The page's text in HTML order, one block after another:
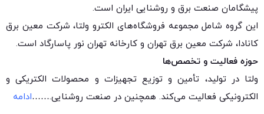
پیشگامان صنعت برق و روشنایی ایران است.
این گروه شامل مجموعه فروشگاه‌های الکترو ولتا، شرکت معین برق
کانادا، شرکت معین برق تهران و کارخانه تهران نور پاسارگاد است.
حوزه فعالیت و تخصص‌ها
ولتا در تولید، تأمین و توزیع تجهیزات و محصولات الکتریکی و
الکترونیکی فعالیت می‌کند. همچنین در صنعت روشنایی.……ادامه